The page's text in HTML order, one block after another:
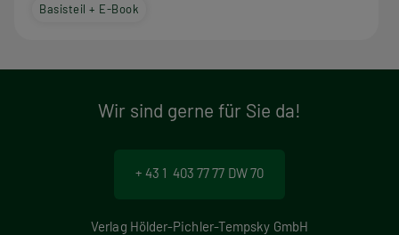
Basisteil + E-Book
Wir sind gerne für Sie da!
+ 43 1 403 77 77 DW 70
Verlag Hölder-Pichler-Tempsky GmbH